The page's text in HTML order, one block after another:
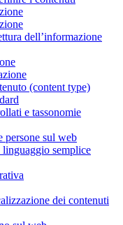
dell’informazione
(content type)
e tassonomie
persone sul web
semplice
dei contenuti